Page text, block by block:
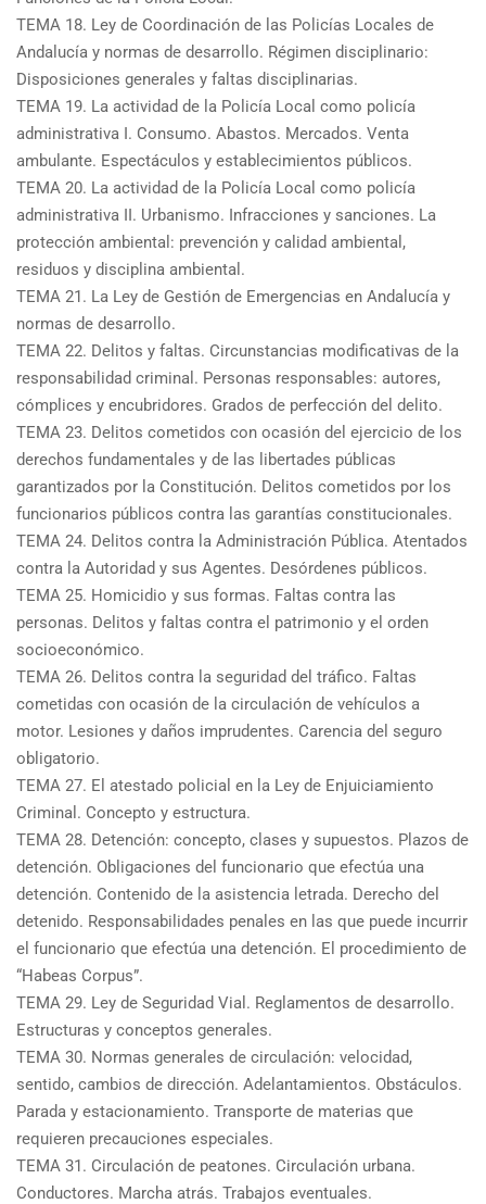
TEMA 18. Ley de Coordinación de las Policías Locales de
Andalucía y normas de desarrollo. Régimen disciplinario:
Disposiciones generales y faltas disciplinarias.
TEMA 19. La actividad de la Policía Local como policía
administrativa I. Consumo. Abastos. Mercados. Venta
ambulante. Espectáculos y establecimientos públicos.
TEMA 20. La actividad de la Policía Local como policía
administrativa II. Urbanismo. Infracciones y sanciones. La
protección ambiental: prevención y calidad ambiental,
residuos y disciplina ambiental.
TEMA 21. La Ley de Gestión de Emergencias en Andalucía y
normas de desarrollo.
TEMA 22. Delitos y faltas. Circunstancias modificativas de la
responsabilidad criminal. Personas responsables: autores,
cómplices y encubridores. Grados de perfección del delito.
TEMA 23. Delitos cometidos con ocasión del ejercicio de los
derechos fundamentales y de las libertades públicas
garantizados por la Constitución. Delitos cometidos por los
funcionarios públicos contra las garantías constitucionales.
TEMA 24. Delitos contra la Administración Pública. Atentados
contra la Autoridad y sus Agentes. Desórdenes públicos.
TEMA 25. Homicidio y sus formas. Faltas contra las
personas. Delitos y faltas contra el patrimonio y el orden
socioeconómico.
TEMA 26. Delitos contra la seguridad del tráfico. Faltas
cometidas con ocasión de la circulación de vehículos a
motor. Lesiones y daños imprudentes. Carencia del seguro
obligatorio.
TEMA 27. El atestado policial en la Ley de Enjuiciamiento
Criminal. Concepto y estructura.
TEMA 28. Detención: concepto, clases y supuestos. Plazos de
detención. Obligaciones del funcionario que efectúa una
detención. Contenido de la asistencia letrada. Derecho del
detenido. Responsabilidades penales en las que puede incurrir
el funcionario que efectúa una detención. El procedimiento de
“Habeas Corpus”.
TEMA 29. Ley de Seguridad Vial. Reglamentos de desarrollo.
Estructuras y conceptos generales.
TEMA 30. Normas generales de circulación: velocidad,
sentido, cambios de dirección. Adelantamientos. Obstáculos.
Parada y estacionamiento. Transporte de materias que
requieren precauciones especiales.
TEMA 31. Circulación de peatones. Circulación urbana.
Conductores. Marcha atrás. Trabajos eventuales.